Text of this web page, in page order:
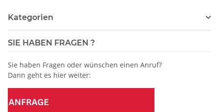
Kategorien
SIE HABEN FRAGEN ?
Sie haben Fragen oder wünschen einen Anruf?
Dann geht es hier weiter: